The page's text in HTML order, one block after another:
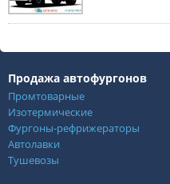
Продажа автофургонов
Промтоварные
Изотермические
Фургоны-рефрижераторы
Автолавки
Тушевозы